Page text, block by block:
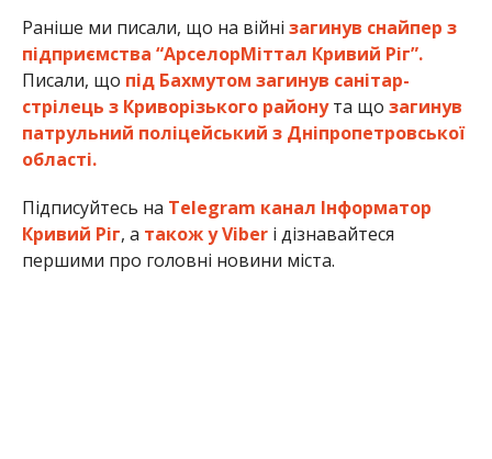
Раніше ми писали, що на війні загинув снайпер з
підприємства “АрселорМіттал Кривий Ріг”.
Писали, що під Бахмутом загинув санітар-
стрілець з Криворізького районута що загинув
патрульний поліцейський з Дніпропетровської
області.
Підписуйтесь на Telegram канал Інформатор
Кривий Ріг, а також у Viberі дізнавайтеся
першими про головні новини міста.